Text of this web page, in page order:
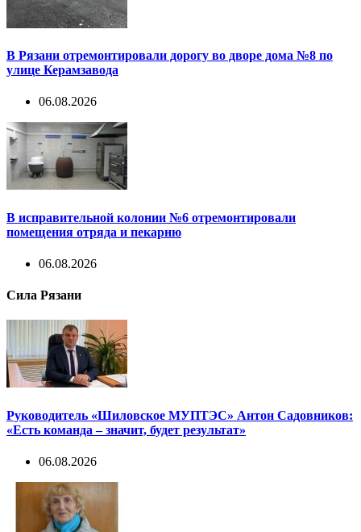
В Рязани отремонтировали дорогу во дворе дома №8 по
улице Керамзавода
06.08.2026
В исправительной колонии №6 отремонтировали
помещения отряда и пекарню
06.08.2026
Сила Рязани
Руководитель «Шиловское МУПТЭС» Антон Садовников:
«Есть команда – значит, будет результат»
06.08.2026